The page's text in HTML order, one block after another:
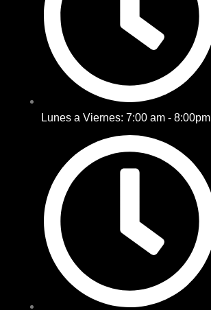
Lunes a Viernes: 7:00 am - 8:00pm